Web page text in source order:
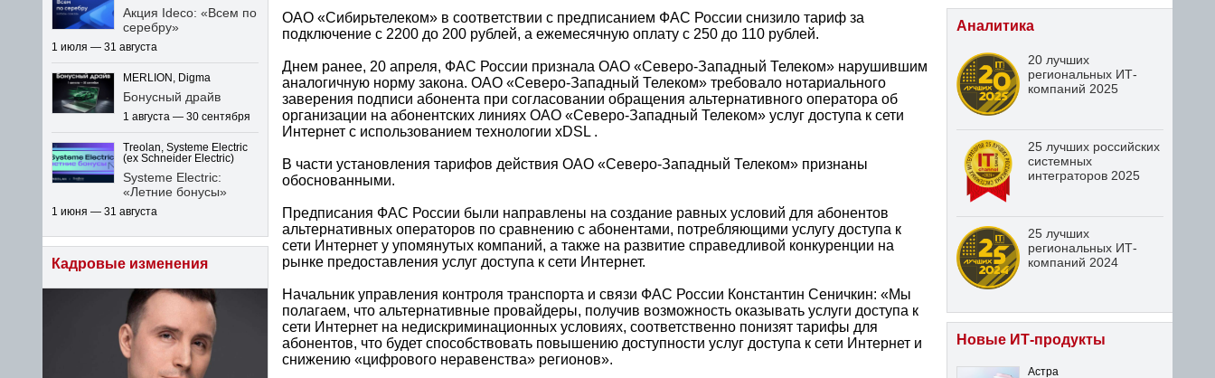
ОАО «Сибирьтелеком» в соответствии с предписанием ФАС России снизило тариф за
подключение с 2200 до 200 рублей, а ежемесячную оплату с 250 до 110 рублей.
Днем ранее, 20 апреля, ФАС России признала ОАО «Северо-Западный Телеком» нарушившим
аналогичную норму закона. ОАО «Северо-Западный Телеком» требовало нотариального
заверения подписи абонента при согласовании обращения альтернативного оператора об
организации на абонентских линиях ОАО «Северо-Западный Телеком» услуг доступа к сети
Интернет с использованием технологии xDSL .
В части установления тарифов действия ОАО «Северо-Западный Телеком» признаны
обоснованными.
Предписания ФАС России были направлены на создание равных условий для абонентов
альтернативных операторов по сравнению с абонентами, потребляющими услугу доступа к
сети Интернет у упомянутых компаний, а также на развитие справедливой конкуренции на
рынке предоставления услуг доступа к сети Интернет.
Начальник управления контроля транспорта и связи ФАС России Константин Сеничкин: «Мы
полагаем, что альтернативные провайдеры, получив возможность оказывать услуги доступа к
сети Интернет на недискриминационных условиях, соответственно понизят тарифы для
абонентов, что будет способствовать повышению доступности услуг доступа к сети Интернет и
снижению «цифрового неравенства» регионов».
Акция Ideco: «Всем по
серебру»
1 июля — 31 августа
MERLION, Digma
Бонусный драйв
1 августа — 30 сентября
Treolan, Systeme Electric
(ex Schneider Electric)
Systeme Electric:
«Летние бонусы»
1 июня — 31 августа
Кадровые изменения
Аналитика
20 лучших
региональных ИТ-
компаний 2025
25 лучших российских
системных
интеграторов 2025
25 лучших
региональных ИТ-
компаний 2024
Новые ИТ-продукты
Астра